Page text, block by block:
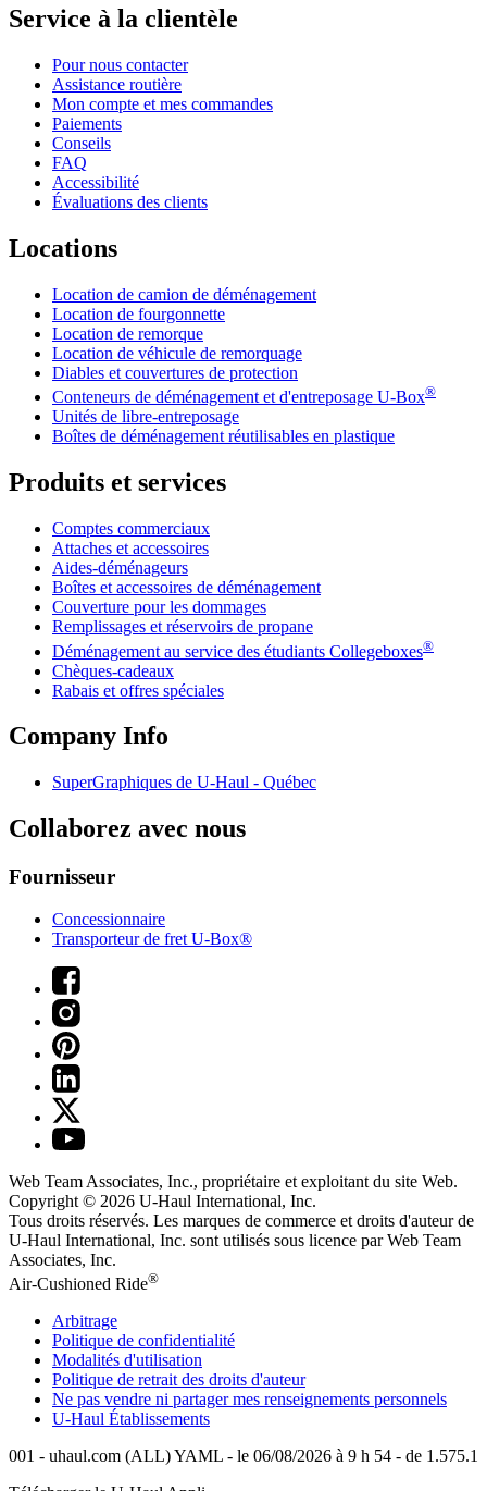
Service à la clientèle
Pour nous contacter
Assistance routière
Mon compte et mes commandes
Paiements
Conseils
FAQ
Accessibilité
Évaluations des clients
Locations
Location de camion de déménagement
Location de fourgonnette
Location de remorque
Location de véhicule de remorquage
Diables et couvertures de protection
Conteneurs de déménagement et d'entreposage U-Box®
Unités de libre-entreposage
Boîtes de déménagement réutilisables en plastique
Produits et services
Comptes commerciaux
Attaches et accessoires
Aides-déménageurs
Boîtes et accessoires de déménagement
Couverture pour les dommages
Remplissages et réservoirs de propane
Déménagement au service des étudiants Collegeboxes®
Chèques-cadeaux
Rabais et offres spéciales
Company Info
SuperGraphiques de U-Haul - Québec
Collaborez avec nous
Fournisseur
Concessionnaire
Transporteur de fret U-Box®
Web Team Associates, Inc., propriétaire et exploitant du site Web.
Copyright © 2026 U-Haul International, Inc.
Tous droits réservés. Les marques de commerce et droits d'auteur de
U-Haul International, Inc. sont utilisés sous licence par Web Team
Associates, Inc.
Air-Cushioned Ride®
Arbitrage
Politique de confidentialité
Modalités d'utilisation
Politique de retrait des droits d'auteur
Ne pas vendre ni partager mes renseignements personnels
U-Haul Établissements
001 - uhaul.com (ALL) YAML - le 06/08/2026 à 9 h 54 - de 1.575.1